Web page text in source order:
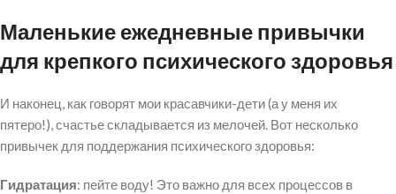
Маленькие ежедневные привычки
для крепкого психического здоровья
И наконец, как говорят мои красавчики-дети (а у меня их
пятеро!), счастье складывается из мелочей. Вот несколько
привычек для поддержания психического здоровья:
Гидратация: пейте воду! Это важно для всех процессов в